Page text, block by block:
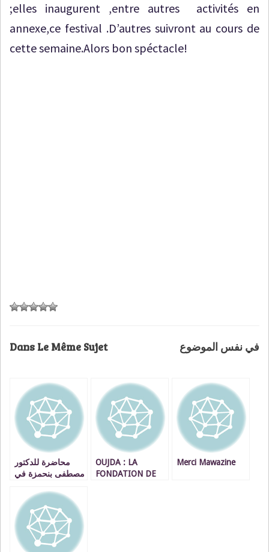
;elles inaugurent ,entre autres activités en
annexe,ce festival .D’autres suivront au cours de
cette semaine.Alors bon spéctacle!
Dans Le Même Sujet في نفس الموضوع
محاضرة للدكتور
مصطفى بنحمزة في
العلمي VIDEOS
OUJDA : LA
FONDATION DE
Merci Mawazine